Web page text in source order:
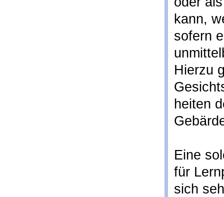
kann,
sofern
Hierzu
heiten
Eine
für
sich